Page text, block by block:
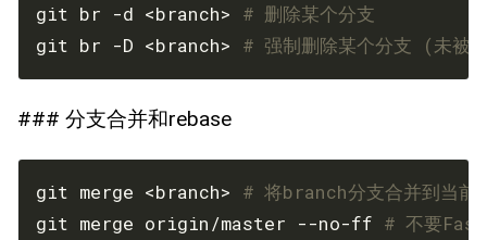
git br -d <branch> # 删除某个分支
git br -D <branch> # 强制删除某个分支 (未被
### 分支合并和rebase
git merge <branch> # 将branch分支合并到当前
git merge origin/master --no-ff # 不要